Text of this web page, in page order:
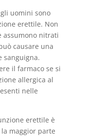
uomini sono
erettile. Non
assumono nitrati
causare una
sanguigna.
il farmaco se si
allergica al
nelle
erettile è
maggior parte